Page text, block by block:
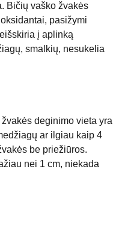
Bičių vaško žvakės
pasižymi
į aplinką
smalkių, nesukelia
deginimo vieta yra
ar ilgiau kaip 4
be priežiūros.
nei 1 cm, niekada